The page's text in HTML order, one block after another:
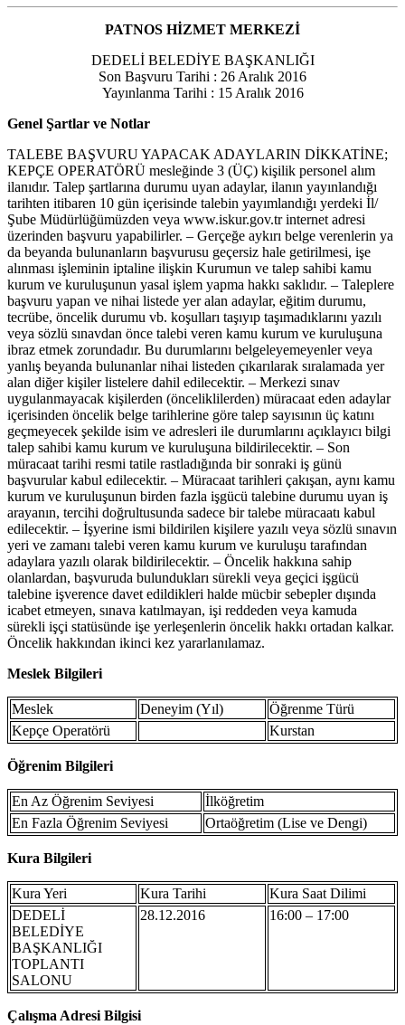
PATNOS HİZMET MERKEZİ
DEDELİ BELEDİYE BAŞKANLIĞI
Son Başvuru Tarihi : 26 Aralık 2016
Yayınlanma Tarihi : 15 Aralık 2016
Genel Şartlar ve Notlar
TALEBE BAŞVURU YAPACAK ADAYLARIN DİKKATİNE;
KEPÇE OPERATÖRÜ mesleğinde 3 (ÜÇ) kişilik personel alım
ilanıdır. Talep şartlarına durumu uyan adaylar, ilanın yayınlandığı
tarihten itibaren 10 gün içerisinde talebin yayımlandığı yerdeki İl/
Şube Müdürlüğümüzden veya www.iskur.gov.tr internet adresi
üzerinden başvuru yapabilirler. – Gerçeğe aykırı belge verenlerin ya
da beyanda bulunanların başvurusu geçersiz hale getirilmesi, işe
alınması işleminin iptaline ilişkin Kurumun ve talep sahibi kamu
kurum ve kuruluşunun yasal işlem yapma hakkı saklıdır. – Taleplere
başvuru yapan ve nihai listede yer alan adaylar, eğitim durumu,
tecrübe, öncelik durumu vb. koşulları taşıyıp taşımadıklarını yazılı
veya sözlü sınavdan önce talebi veren kamu kurum ve kuruluşuna
ibraz etmek zorundadır. Bu durumlarını belgeleyemeyenler veya
yanlış beyanda bulunanlar nihai listeden çıkarılarak sıralamada yer
alan diğer kişiler listelere dahil edilecektir. – Merkezi sınav
uygulanmayacak kişilerden (önceliklilerden) müracaat eden adaylar
içerisinden öncelik belge tarihlerine göre talep sayısının üç katını
geçmeyecek şekilde isim ve adresleri ile durumlarını açıklayıcı bilgi
talep sahibi kamu kurum ve kuruluşuna bildirilecektir. – Son
müracaat tarihi resmi tatile rastladığında bir sonraki iş günü
başvurular kabul edilecektir. – Müracaat tarihleri çakışan, aynı kamu
kurum ve kuruluşunun birden fazla işgücü talebine durumu uyan iş
arayanın, tercihi doğrultusunda sadece bir talebe müracaatı kabul
edilecektir. – İşyerine ismi bildirilen kişilere yazılı veya sözlü sınavın
yeri ve zamanı talebi veren kamu kurum ve kuruluşu tarafından
adaylara yazılı olarak bildirilecektir. – Öncelik hakkına sahip
olanlardan, başvuruda bulundukları sürekli veya geçici işgücü
talebine işverence davet edildikleri halde mücbir sebepler dışında
icabet etmeyen, sınava katılmayan, işi reddeden veya kamuda
sürekli işçi statüsünde işe yerleşenlerin öncelik hakkı ortadan kalkar.
Öncelik hakkından ikinci kez yararlanılamaz.
Meslek Bilgileri
Meslek Deneyim (Yıl)
Öğrenme Türü
Kepçe Operatörü
Kurstan
Öğrenim Bilgileri
En Az Öğrenim Seviyesi
İlköğretim
En Fazla Öğrenim Seviyesi
Ortaöğretim (Lise ve Dengi)
Kura Bilgileri
Kura Yeri Kura Tarihi
Kura Saat Dilimi
DEDELİ
BELEDİYE
BAŞKANLIĞI
TOPLANTI
SALONU
28.12.2016 16:00 – 17:00
Çalışma Adresi Bilgisi